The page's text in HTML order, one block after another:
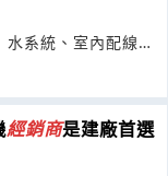
系統、室內配線系
經銷商是建廠首選